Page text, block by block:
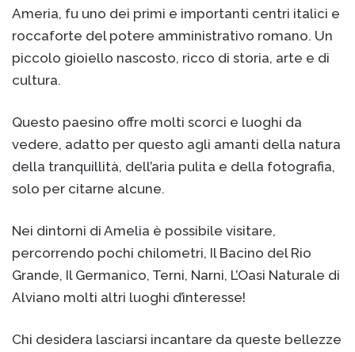
Ameria, fu uno dei primi e importanti centri italici e
roccaforte del potere amministrativo romano. Un
piccolo gioiello nascosto, ricco di storia, arte e di
cultura.
Questo paesino offre molti scorci e luoghi da
vedere, adatto per questo agli amanti della natura
della tranquillità, dell’aria pulita e della fotografia,
solo per citarne alcune.
Nei dintorni di Amelia è possibile visitare,
percorrendo pochi chilometri, Il Bacino del Rio
Grande, Il Germanico, Terni, Narni, L’Oasi Naturale di
Alviano molti altri luoghi d’interesse!
Chi desidera lasciarsi incantare da queste bellezze